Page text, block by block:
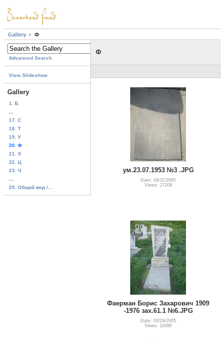
Gallery Ф
Advanced Search
View Slideshow
Gallery
1. Б
17. C
18. T
19. У
20. Ф
21. Х
22. Ц
23. Ч
29. Общий вид /...
Ф
ум.23.07.1953 №3 .JPG
Date: 04/11/2005
Views: 27208
Фаерман Борис Захарович 1909
-1976 зах.61.1 №6.JPG
Date: 03/29/2005
Views: 11698